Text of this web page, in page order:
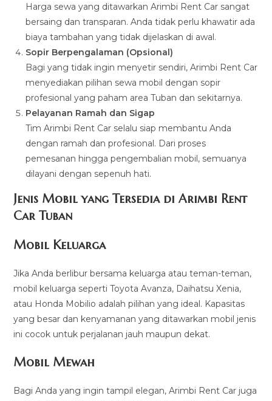
Harga sewa yang ditawarkan Arimbi Rent Car sangat
bersaing dan transparan. Anda tidak perlu khawatir ada
biaya tambahan yang tidak dijelaskan di awal.
Sopir Berpengalaman (Opsional)
Bagi yang tidak ingin menyetir sendiri, Arimbi Rent Car
menyediakan pilihan sewa mobil dengan sopir
profesional yang paham area Tuban dan sekitarnya.
Pelayanan Ramah dan Sigap
Tim Arimbi Rent Car selalu siap membantu Anda
dengan ramah dan profesional. Dari proses
pemesanan hingga pengembalian mobil, semuanya
dilayani dengan sepenuh hati.
Jenis Mobil yang Tersedia di Arimbi Rent
Car Tuban
Mobil Keluarga
Jika Anda berlibur bersama keluarga atau teman-teman,
mobil keluarga seperti Toyota Avanza, Daihatsu Xenia,
atau Honda Mobilio adalah pilihan yang ideal. Kapasitas
yang besar dan kenyamanan yang ditawarkan mobil jenis
ini cocok untuk perjalanan jauh maupun dekat.
Mobil Mewah
Bagi Anda yang ingin tampil elegan, Arimbi Rent Car juga